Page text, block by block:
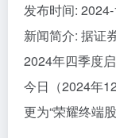
发布时间:
新闻简介: 据证
2024年四季度
今日（2024年
更为“荣耀终端